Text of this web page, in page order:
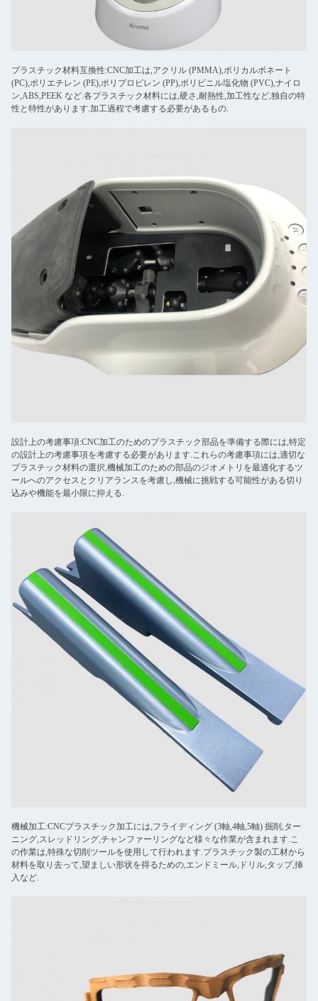
プラスチック材料互換性:CNC加工は,アクリル (PMMA),ポリカルボネート
(PC),ポリエチレン (PE),ポリプロピレン (PP),ポリビニル塩化物 (PVC),ナイロ
ン,ABS,PEEK など.各プラスチック材料には,硬さ,耐熱性,加工性など,独自の特
性と特性があります.加工過程で考慮する必要があるもの.
設計上の考慮事項:CNC加工のためのプラスチック部品を準備する際には,特定
の設計上の考慮事項を考慮する必要があります.これらの考慮事項には,適切な
プラスチック材料の選択,機械加工のための部品のジオメトリを最適化するツ
ールへのアクセスとクリアランスを考慮し,機械に挑戦する可能性がある切り
込みや機能を最小限に抑える.
機械加工:CNCプラスチック加工には,フライディング (3軸,4軸,5軸) 掘削,ター
ニング,スレッドリング,チャンファーリングなど様々な作業が含まれます.こ
の作業は,特殊な切削ツールを使用して行われます.プラスチック製の工材から
材料を取り去って,望ましい形状を得るための,エンドミール,ドリル,タップ,挿
入など.